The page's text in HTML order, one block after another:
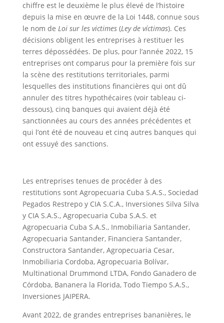
chiffre est le deuxième le plus élevé de l’histoire
depuis la mise en œuvre de la Loi 1448, connue sous
le nom de Loi sur les victimes(Ley de víctimas). Ces
décisions obligent les entreprises à restituer les
terres dépossédées. De plus, pour l’année 2022, 15
entreprises ont comparus pour la première fois sur
la scène des restitutions territoriales, parmi
lesquelles des institutions financières qui ont dû
annuler des titres hypothécaires (voir tableau ci-
dessous), cinq banques qui avaient déjà été
sanctionnées au cours des années précédentes et
qui l’ont été de nouveau et cinq autres banques qui
ont essuyé des sanctions.
Les entreprises tenues de procéder à des
restitutions sont Agropecuaria Cuba S.A.S., Sociedad
Pegados Restrepo y CIA S.C.A., Inversiones Silva Silva
y CIA S.A.S., Agropecuaria Cuba S.A.S. et
Agropecuaria Cuba S.A.S., Inmobiliaria Santander,
Agropecuaria Santander, Financiera Santander,
Constructora Santander, Agropecuaria Cesar,
Inmobiliaria Cordoba, Agropecuaria Bolívar,
Multinational Drummond LTDA, Fondo Ganadero de
Córdoba, Bananera la Florida, Todo Tiempo S.A.S.,
Inversiones JAIPERA.
Avant 2022, de grandes entreprises bananières, le